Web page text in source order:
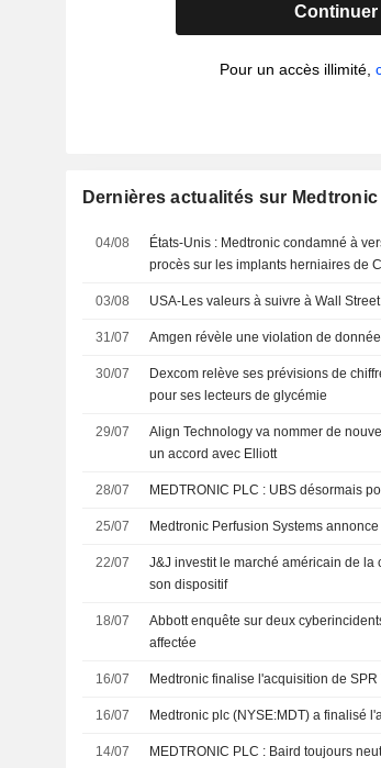
Continuer
Pour un accès illimité,
Dernières actualités sur
04/08
États-Unis : Medtronic condamné à
procès sur les implants herniaires de
03/08 USA-Les valeurs à suivre à Wall
31/07 Amgen révèle une violation de
30/07
Dexcom relève ses prévisions de
pour ses lecteurs de glycémie
29/07
Align Technology va nommer de
un accord avec Elliott
28/07 MEDTRONIC PLC : UBS
25/07 Medtronic Perfusion Systems
22/07
J&J investit le marché américain de
son dispositif
18/07
Abbott enquête sur deux
affectée
16/07 Medtronic finalise l'acquisition de
16/07 Medtronic plc (NYSE:MDT) a finalisé
14/07 MEDTRONIC PLC : Baird